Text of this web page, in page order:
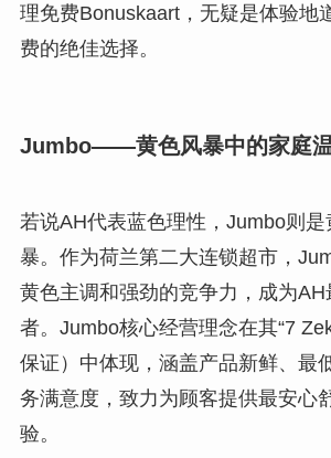
理免费Bonuskaart，无疑是体验地
费的绝佳选择。
Jumbo——黄色风暴中的家庭
若说AH代表蓝色理性，Jumbo则
暴。作为荷兰第二大连锁超市，
黄色主调和强劲的竞争力，成为
者。Jumbo核心经营理念在其“7
保证）中体现，涵盖产品新鲜、最
务满意度，致力为顾客提供最安心
验。